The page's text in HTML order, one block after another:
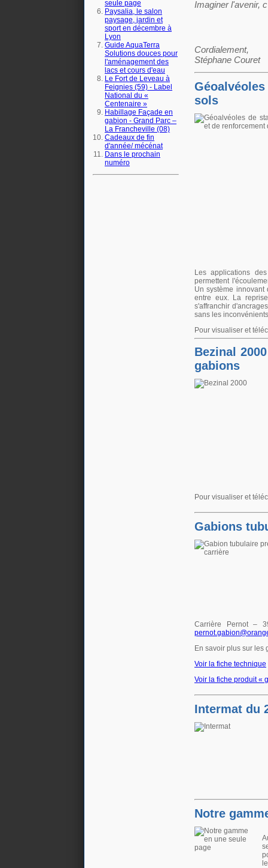
Fagots de fibres épuratoires
seule page
Paysalia, le salon
paysage, jardin et
sport en décembre à
Lyon
Guide AquaTerra
Solutions douces pour
l'aménagement des
lacs et cours d'eau
Le Fort de Leveau à
Feignies (59) - Label
National du «
Centenaire »
Habillage Façade en
gabion - Grand Parc –
La Francheville (08)
Cadeaux de fin
d'année/ mécénat
Dans le prochain
numéro
Imaginer l'avenir,
Cordialement,
Stéphane Couret
sols
Les applications
permettent
Un système
entre eux. La
s'affranchir
sans les
Pour visualiser et
Bezinal
gabions
Pour visualiser et
Gabions
Carrière Pernot –
En savoir plus sur
Voir la fiche technique
Voir la fiche produit «
Intermat du
Notre